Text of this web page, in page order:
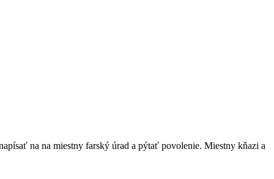
na na miestny farský úrad a pýtať povolenie. Miestny kňazi a